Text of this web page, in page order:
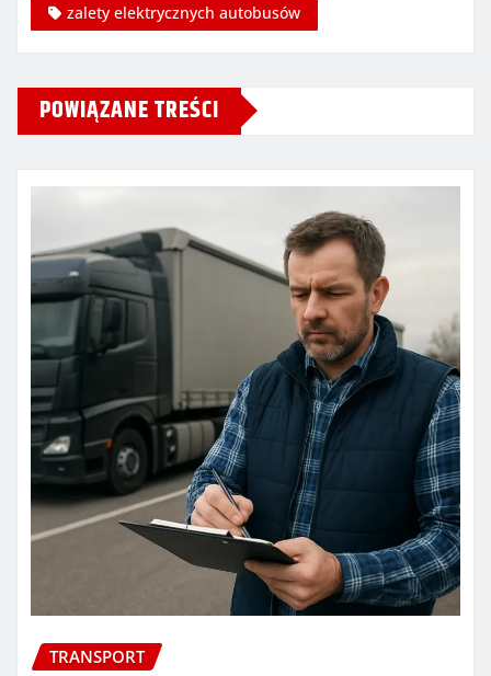
zalety elektrycznych autobusów
POWIĄZANE TREŚCI
TRANSPORT